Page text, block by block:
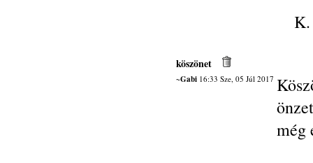
köszönet
~Gabi16:33 Sze, 05 Júl 2017
még